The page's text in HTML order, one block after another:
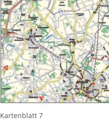
Kartenblatt 7